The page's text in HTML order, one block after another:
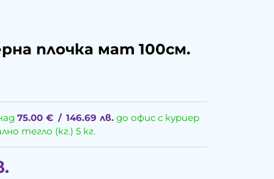
плочка мат 100см.
75.00 € / 146.69 лв. до офис с куриер
тегло (кг.) 5 кг.